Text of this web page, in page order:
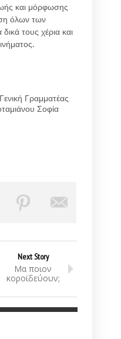
και μόρφωσης
όλων των
τους χέρια και
Γραμματέας
Σοφία
Next Story
Μα ποιον
κοροϊδεύουν;